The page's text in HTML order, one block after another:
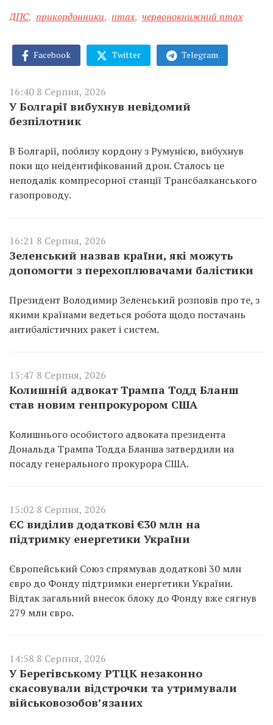
ДПС, прикордонники, птах, червонокнижний птах
Facebook Twitter Telegram
16:40 8 Серпня, 2026
У Болгарії вибухнув невідомий
безпілотник
В Болгарії, поблизу кордону з Румунією, вибухнув
поки що неідентифікований дрон. Сталось це
неподалік компресорної станції Трансбалканського
газопроводу.
16:21 8 Серпня, 2026
Зеленський назвав країни, які можуть
допомогти з перехоплювачами балістики
Президент Володимир Зеленський розповів про те, з
якими країнами ведеться робота щодо постачань
антибалістичних ракет і систем.
15:47 8 Серпня, 2026
Колишній адвокат Трампа Тодд Бланш
став новим генпрокурором США
Колишнього особистого адвоката президента
Дональда Трампа Тодда Бланша затвердили на
посаду генерального прокурора США.
15:02 8 Серпня, 2026
ЄС виділив додаткові €30 млн на
підтримку енергетики України
Європейський Союз спрямував додаткові 30 млн
євро до Фонду підтримки енергетики України.
Відтак загальний внесок блоку до Фонду вже сягнув
279 млн євро.
14:58 8 Серпня, 2026
У Берегівському РТЦК незаконно
скасовували відстрочки та утримували
військовозобов’язаних